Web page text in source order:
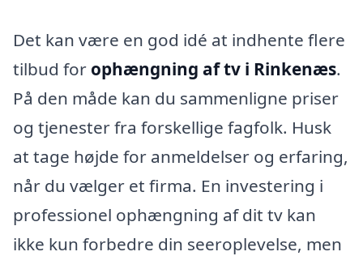
Det kan være en god idé at indhente flere
tilbud for ophængning af tv i Rinkenæs.
På den måde kan du sammenligne priser
og tjenester fra forskellige fagfolk. Husk
at tage højde for anmeldelser og erfaring,
når du vælger et firma. En investering i
professionel ophængning af dit tv kan
ikke kun forbedre din seeroplevelse, men